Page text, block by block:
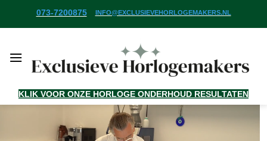
073-7200875 INFO@EXCLUSIEVEHORLOGEMAKERS.NL
KLIK VOOR ONZE HORLOGE ONDERHOUD RESULTATEN